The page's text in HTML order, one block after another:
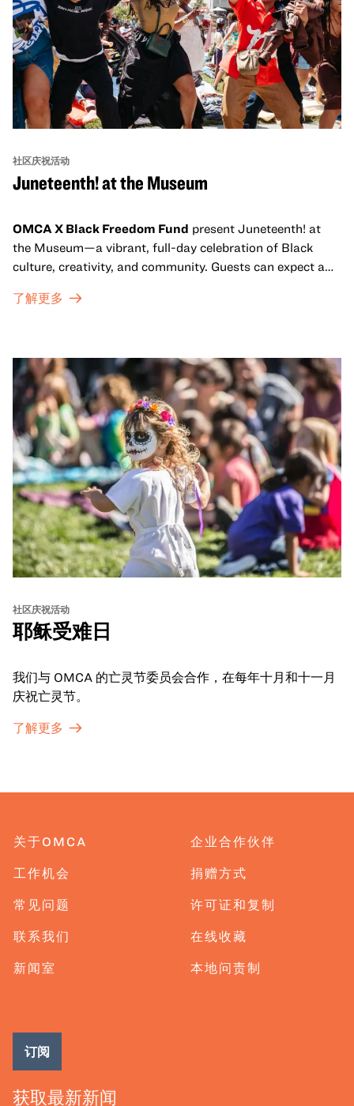
社区庆祝活动
Juneteenth! at the Museum
OMCA X Black Freedom Fund present Juneteenth! at
the Museum—a vibrant, full-day celebration of Black
culture, creativity, and community. Guests can expect a
sets from boundary-pushing artists, delicious offerings
move, make, and connect in celebration of Black culture.
了解更多
社区庆祝活动
耶稣受难日
我们与 OMCA 的亡灵节委员会合作，在每年十月和十一月
庆祝亡灵节。
了解更多
关于OMCA
工作机会
常见问题
联系我们
新闻室
企业合作伙伴
捐赠方式
许可证和复制
在线收藏
本地问责制
获取最新新闻
订阅